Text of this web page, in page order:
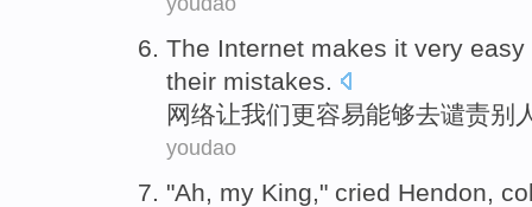
The Internet makes it very easy
their mistakes.
网络让我们更容易能够去谴责别
youdao
"Ah, my King," cried Hendon,